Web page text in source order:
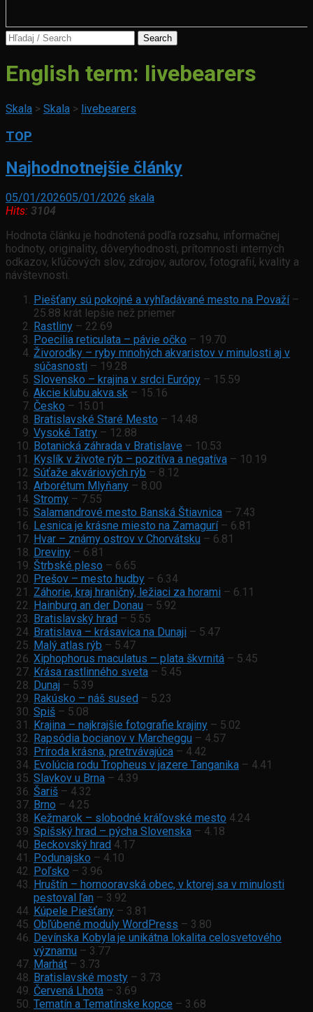
Search
English term: livebearers
Skala > Skala > livebearers
TOP
Najhodnotnejšie články
05/01/202605/01/2026 skala
Hits: 3104
Hodnota článku je hodnotená podľa rozsahu, informačnej
hodnoty, originality, dôveryhodnosti, prítomnosti interných
odkazov, kľúčových slov, zdrojov, autorov, fotografií, kvality a
návštevnosti.
Piešťany sú pokojné a vyhľadávané mesto na Považí–
25.88 krát lepšie než priemer
Rastliny – 22.69
Poecilia reticulata – pávie očko – 19.70
Živorodky – ryby mnohých akvaristov v minulosti aj v
súčasnosti – 19.28
Slovensko – krajina v srdci Európy – 15.59
Akcie klubu.akva.sk – 15.16
Česko – 15.01
Bratislavské Staré Mesto – 14.48
Vysoké Tatry – 12.88
Botanická záhrada v Bratislave – 10.53
Kyslík v živote rýb – pozitíva a negatíva – 10.19
Súťaže akváriových rýb – 8.12
Arborétum Mlyňany – 8.00
Stromy – 7.55
Salamandrové mesto Banská Štiavnica – 7.43
Lesnica je krásne miesto na Zamagurí– 6.81
Hvar – známy ostrov v Chorvátsku – 6.81
Dreviny – 6.81
Štrbské pleso – 6.65
Prešov – mesto hudby – 6.34
Záhorie, kraj hraničný, ležiaci za horami – 6.11
Hainburg an der Donau – 5.92
Bratislavský hrad – 5.55
Bratislava – krásavica na Dunaji – 5.47
Malý atlas rýb – 5.47
Xiphophorus maculatus – plata škvrnitá – 5.45
Krása rastlinného sveta – 5.45
Dunaj – 5.39
Rakúsko – náš sused – 5.23
Spiš – 5.08
Krajina – najkrajšie fotografie krajiny – 5.02
Rapsódia bocianov v Marcheggu – 4.57
Príroda krásna, pretrvávajúca – 4.42
Evolúcia rodu Tropheus v jazere Tanganika – 4.41
Slavkov u Brna – 4.39
Šariš – 4.32
Brno – 4.25
Kežmarok – slobodné kráľovské mesto 4.24
Spišský hrad – pýcha Slovenska – 4.18
Beckovský hrad 4.17
Podunajsko – 4.10
Poľsko – 3.96
Hruštín – hornooravská obec, v ktorej sa v minulosti
pestoval ľan – 3.92
Kúpele Piešťany – 3.81
Obľúbené moduly WordPress – 3.80
Devínska Kobyla je unikátna lokalita celosvetového
významu – 3.77
Marhát – 3.73
Bratislavské mosty – 3.73
Červená Lhota – 3.69
Tematín a Tematínske kopce – 3.68